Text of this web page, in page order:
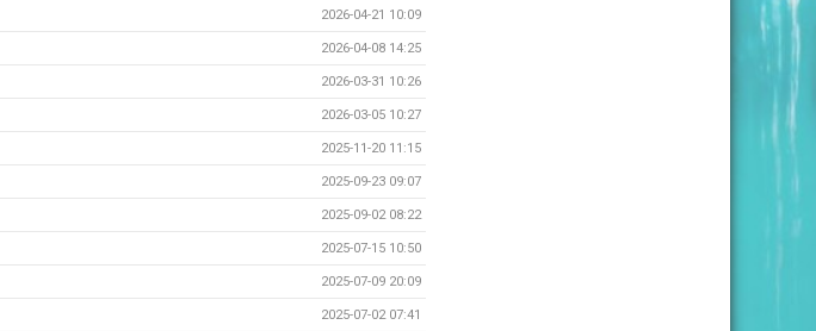
2026-04-21 10:09
2026-04-08 14:25
2026-03-31 10:26
2026-03-05 10:27
2025-11-20 11:15
2025-09-23 09:07
2025-09-02 08:22
2025-07-15 10:50
2025-07-09 20:09
2025-07-02 07:41